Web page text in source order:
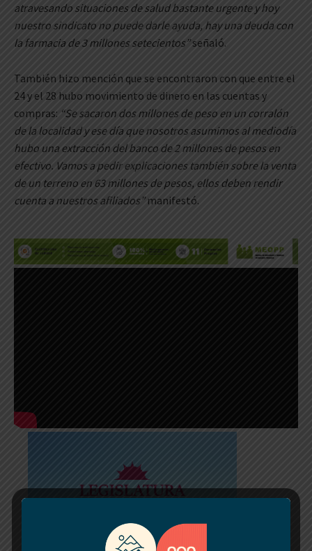
atravesando situaciones de salud bastante urgente y hoy
nuestro sindicato no puede darle ayuda, hay una deuda con
la farmacia de 3 millones setecientos”señaló.
También hizo mención que se encontraron con que entre el
24 y el 28 hubo movimiento de dinero en las cuentas y
compras: “Se sacaron dos millones de peso en un corralón
de la localidad y ese día que nosotros asumimos al mediodía
hubo una extracción del banco de 2 millones de pesos en
efectivo. Vamos a pedir explicaciones también sobre la venta
de un terreno en 63 millones de pesos, ellos deben rendir
cuenta a nuestros afiliados”manifestó.